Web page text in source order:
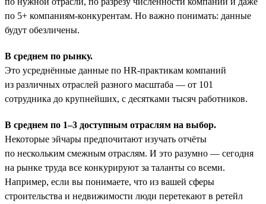
по 5+ компаниям-конкурентам. Но важно понимать: данные
будут обезличены.
В среднем по рынку.
Это усреднённые данные по HR-практикам компаний
из различных отраслей разного масштаба — от 101
сотрудника до крупнейших, с десятками тысяч работников.
В среднем по 1–3 доступным отраслям на выбор.
Некоторые эйчары предпочитают изучать отчёты
по нескольким смежным отраслям. И это разумно — сегодня
на рынке труда все конкурируют за таланты со всеми.
Например, если вы понимаете, что из вашей сферы
строительства и недвижимости люди перетекают в ретейл